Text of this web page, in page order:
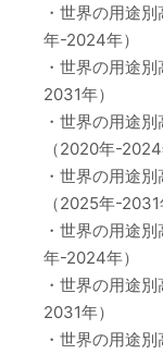
・世界の用途
年-2024年）
・世界の用途
2031年）
・世界の用途
（2020年-2024
・世界の用途
（2025年-2031
・世界の用途
年-2024年）
・世界の用途
2031年）
・世界の用途